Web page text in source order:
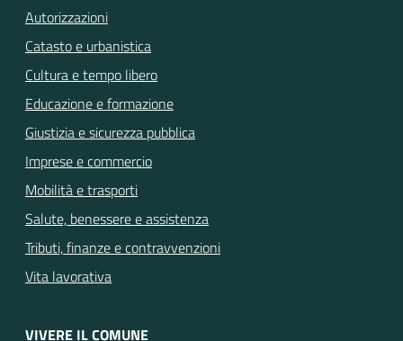
Autorizzazioni
Catasto e urbanistica
Cultura e tempo libero
Educazione e formazione
Giustizia e sicurezza pubblica
Imprese e commercio
Mobilità e trasporti
Salute, benessere e assistenza
Tributi, finanze e contravvenzioni
Vita lavorativa
VIVERE IL COMUNE